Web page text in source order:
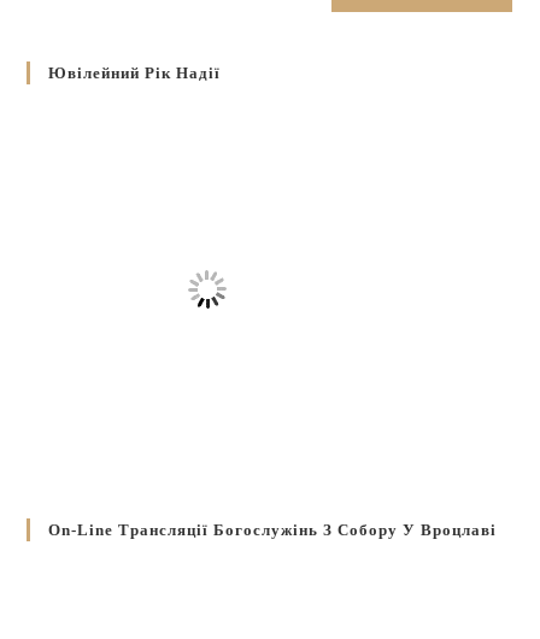
Ювілейний Рік Надії
On-Line Трансляції Богослужінь З Собору У Вроцлаві